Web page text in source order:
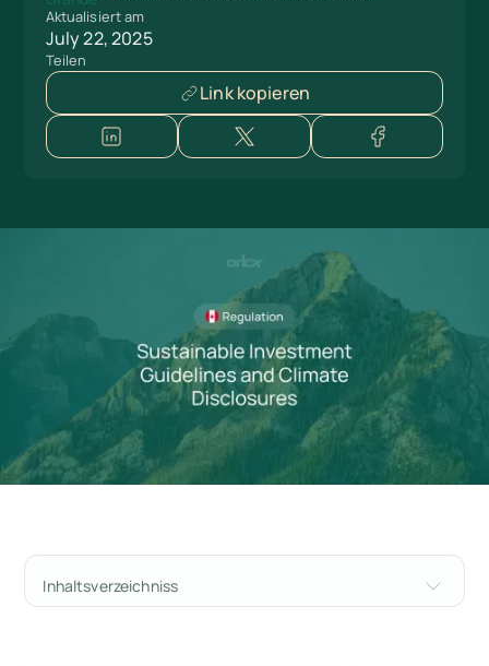
Aktualisiert am
July 22, 2025
Teilen
Link kopieren
Inhaltsverzeichniss